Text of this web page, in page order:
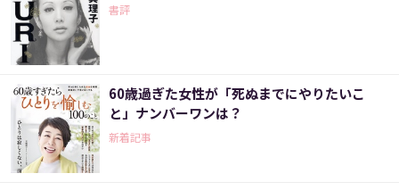
書評
60歳過ぎた女性が「死ぬまでにやりたいこ
と」ナンバーワンは？
新着記事